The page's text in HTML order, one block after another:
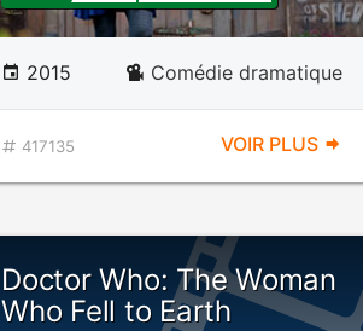
2015 Comédie dramatique
417135 VOIR PLUS
Doctor Who: The Woman
Who Fell to Earth